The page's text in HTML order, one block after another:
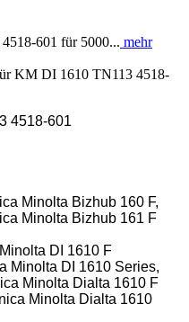
601 für 5000... mehr
KM DI 1610 TN113 4518-
4518-601
Minolta Bizhub 160 F,
Minolta Bizhub 161 F
DI 1610 F
Minolta DI 1610 Series,
Minolta Dialta 1610 F
Minolta Dialta 1610